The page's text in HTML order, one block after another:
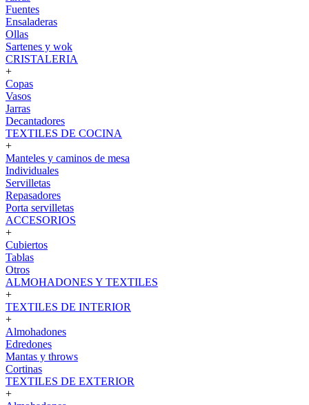
Fuentes
Ensaladeras
Ollas
Sartenes y wok
CRISTALERIA
+
Copas
Vasos
Jarras
Decantadores
TEXTILES DE COCINA
+
Manteles y caminos de mesa
Individuales
Servilletas
Repasadores
Porta servilletas
ACCESORIOS
+
Cubiertos
Tablas
Otros
ALMOHADONES Y TEXTILES
+
TEXTILES DE INTERIOR
+
Almohadones
Edredones
Mantas y throws
Cortinas
TEXTILES DE EXTERIOR
+